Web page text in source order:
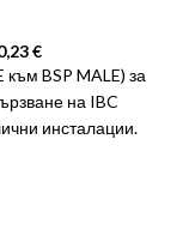
€
към BSP MALE) за
на IBC
инсталации.